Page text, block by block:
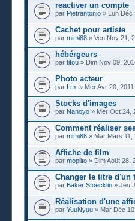
reactiver un compte
par Pietrantonio » Lun Déc
Cachet pour artiste
par mimi88 » Ven Nov 21,
hébérgeurs
par titou » Dim Nov 09,
Photo acteur
par Lm. » Mer Avr 20,
Stocks d'images
par Nanoyo » Mer Oct 24,
Comment réaliser
par mimi88 » Mar Mars 11,
Affiche de film
par moplito » Dim Août 28,
Changer le titre d'un
par Baker Stoecklin » Jeu
Réalisation d'une
par YuuNyuu » Mar Déc